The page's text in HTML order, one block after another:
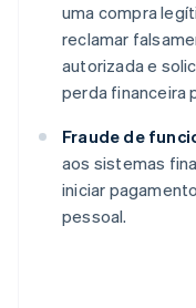
uma compra
reclamar
autorizada e
perda financeira
Fraude de
aos sistemas
iniciar
pessoal.